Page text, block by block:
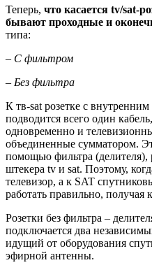
Теперь, что касается tv/sat-
бывают проходные и
типа:
– С фильтром
– Без фильтра
К тв-sat розетке с
подводится всего один
одновременно и
объединенные сумматором.
помощью фильтра (делителя),
штекера tv и sat. Поэтому,
телевизор, а к SAT
работать правильно, получая
Розетки без фильтра –
подключается два
идущий от оборудования
эфирной антенны.